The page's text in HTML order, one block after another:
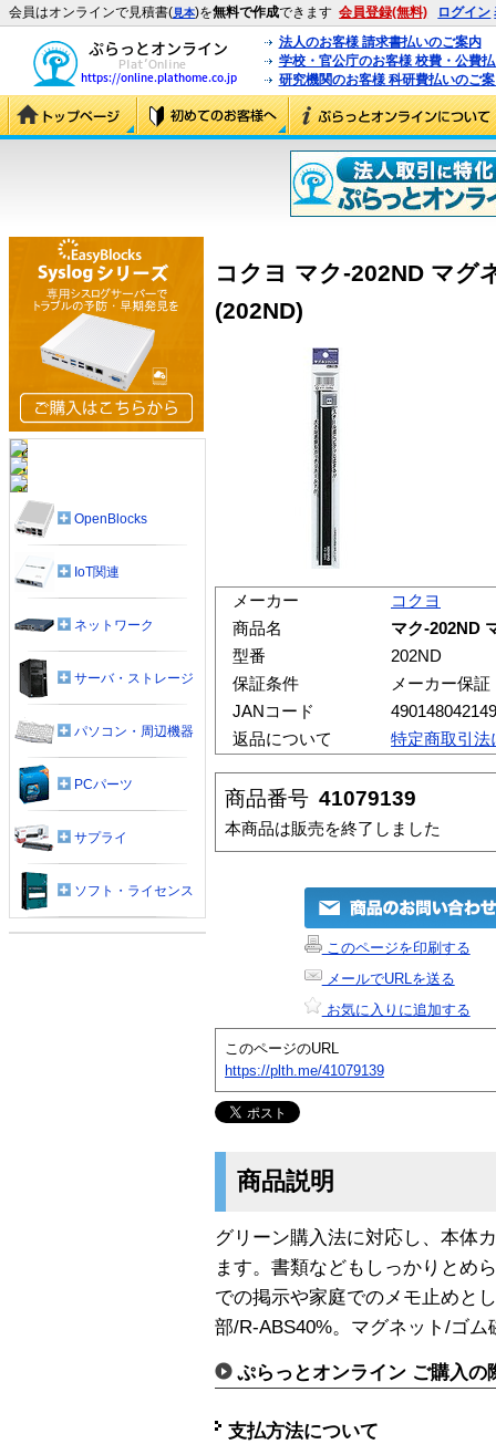
会員はオンラインで見積書(見本)を無料で作成できます 会員登録(無料) ログイン
法人のお客様 請求書払いのご案内
学校・官公庁のお客様 校費・公費
研究機関のお客様 科研費払いのご
コクヨ マク-202ND マグ
(202ND)
メーカー
コクヨ
商品名
マク-202ND
型番
202ND
保証条件
メーカー保証
JANコード
返品について
特定商取引法
商品番号 41079139
本商品は販売を終了しました
このページを印刷する
メールでURLを送る
お気に入りに追加する
このページのURL
https://plth.me/41079139
商品説明
グリーン購入法に対応し、本体
ます。書類などもしっかりとめ
での掲示や家庭でのメモ止めと
部/R-ABS40%。マグネット/ゴム
ぷらっとオンライン ご購入の
支払方法について
OpenBlocks
IoT関連
ネットワーク
サーバ・ストレージ
パソコン・周辺機器
PCパーツ
サプライ
ソフト・ライセンス